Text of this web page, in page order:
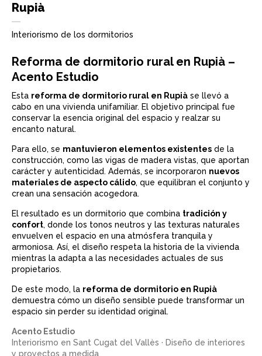
Rupià
Interiorismo de los dormitorios
Reforma de dormitorio rural en Rupià –
Acento Estudio
Esta reforma de dormitorio rural en Rupià se llevó a
cabo en una vivienda unifamiliar. El objetivo principal fue
conservar la esencia original del espacio y realzar su
encanto natural.
Para ello, se mantuvieron elementos existentes de la
construcción, como las vigas de madera vistas, que aportan
carácter y autenticidad. Además, se incorporaron nuevos
materiales de aspecto cálido, que equilibran el conjunto y
crean una sensación acogedora.
El resultado es un dormitorio que combina tradición y
confort, donde los tonos neutros y las texturas naturales
envuelven el espacio en una atmósfera tranquila y
armoniosa. Así, el diseño respeta la historia de la vivienda
mientras la adapta a las necesidades actuales de sus
propietarios.
De este modo, la reforma de dormitorio en Rupià
demuestra cómo un diseño sensible puede transformar un
espacio sin perder su identidad original.
Acento Estudio
Interiorismo en Sant Cugat del Vallès · Diseño de interiores
y proyectos a medida